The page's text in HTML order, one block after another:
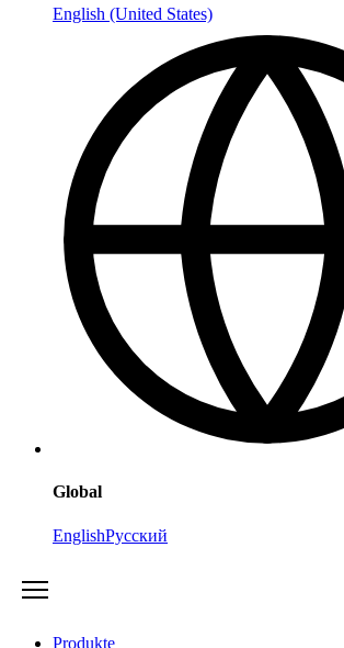
English (United States)
Global
EnglishРусский
Produkte